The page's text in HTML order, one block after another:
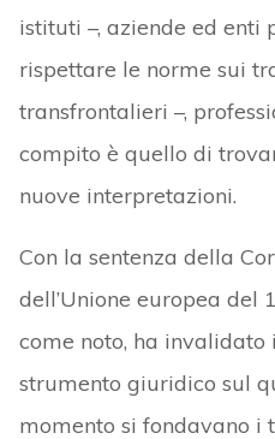
istituti –, aziende ed enti
rispettare le norme sui
transfrontalieri –,
compito è quello di
nuove interpretazioni.
Con la sentenza della
dell’Unione europea del
come noto, ha invalidato
strumento giuridico sul
momento si fondavano i